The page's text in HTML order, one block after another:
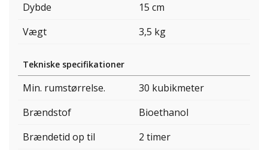
Dybde
15 cm
Vægt
3,5 kg
Tekniske specifikationer
Min. rumstørrelse.
30 kubikmeter
Brændstof
Bioethanol
Brændetid op til
2 timer